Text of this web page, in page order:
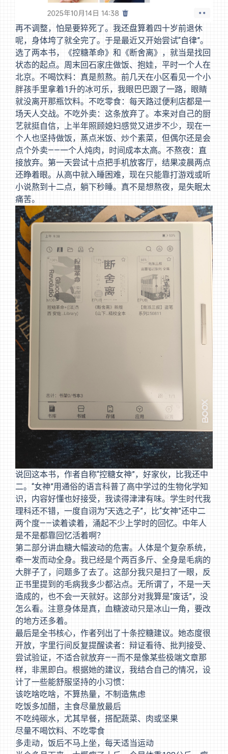
再不调整，怕是要猝死了。我还盘算着四十岁前退休
呢，身体垮了就全完了。于是最近又开始尝试“自律”。
选了两本书，《控糖革命》和《断舍离》，就当是找回
状态的起点。周末回石家庄做饭、抱娃，平时一个人在
北京。不喝饮料：真是煎熬。前几天在小区看见一个小
胖孩手里拿着1升的冰可乐，我眼巴巴跟了一路，眼睛
就没离开那瓶饮料。不吃零食：每天路过便利店都是一
场天人交战。不吃外卖：这条放弃了。本来对自己的厨
艺就挺自信，上半年照顾媳妇感觉又进步不少，现在一
个人也坚持做饭，蒸点米饭、炒个素菜，但偶尔还是会
点个外卖——一个人炖肉，时间成本太高。不熬夜：直
接放弃。第一天尝试十点把手机放客厅，结果凌晨两点
还睁着眼。从高中就入睡困难，现在只能靠打游戏或听
小说熬到十二点，躺下秒睡。真不是想熬夜，是失眠太
痛苦。
说回这本书，作者自称“控糖女神”，好家伙，比我还中
二。“女神”用通俗的语言科普了高中学过的生物化学知
识，内容好懂也好接受，我读得津津有味。学生时代我
理科还不错，一度自诩为“天选之子”，比“女神”还中二
两个度——读着读着，涌起不少上学时的回忆。中年人
是不是都靠回忆活着啊？
第二部分讲血糖大幅波动的危害。人体是个复杂系统，
牵一发而动全身。我已经是个两百多斤、全身是毛病的
大胖子了，问题多了去了。这部分我只是扫了一眼，反
正书里提到的毛病我多少都沾点。无所谓了，不是一天
造成的，也不会一天就好。这部分对我算是“废话”，没
怎么看。注意身体是真，血糖波动只是冰山一角，要改
的地方还多着。
最后是全书核心，作者列出了十条控糖建议。她态度很
开放，字里行间反复提醒读者：辩证看待、批判接受、
尝试验证，不适合就放弃——而不是像某些极端文章那
样，非黑即白。根据她的建议，我结合自己的情况，设
计了一些能舒服坚持的小习惯：
该吃啥吃啥，不算热量，不制造焦虑
吃饭多加醋，主食尽量放最后
不吃纯碳水，尤其早餐，搭配蔬菜、肉或坚果
尽量不喝饮料、不吃零食
多走动，饭后不马上坐，每天适当运动